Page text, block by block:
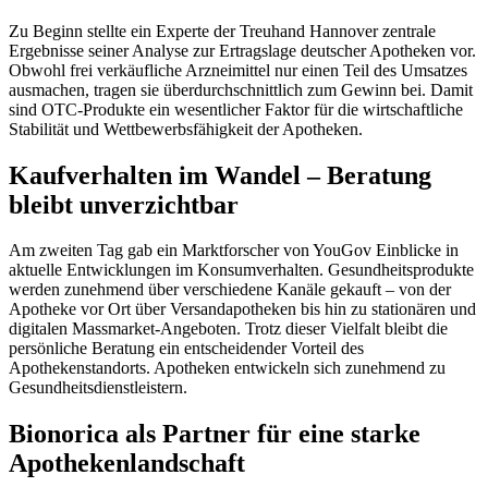
Zu Beginn stellte ein Experte der Treuhand Hannover zentrale
Ergebnisse seiner Analyse zur Ertragslage deutscher Apotheken vor.
Obwohl frei verkäufliche Arzneimittel nur einen Teil des Umsatzes
ausmachen, tragen sie überdurchschnittlich zum Gewinn bei. Damit
sind OTC-Produkte ein wesentlicher Faktor für die wirtschaftliche
Stabilität und Wettbewerbsfähigkeit der Apotheken.
Kaufverhalten im Wandel – Beratung
bleibt unverzichtbar
Am zweiten Tag gab ein Marktforscher von YouGov Einblicke in
aktuelle Entwicklungen im Konsumverhalten. Gesundheitsprodukte
werden zunehmend über verschiedene Kanäle gekauft – von der
Apotheke vor Ort über Versandapotheken bis hin zu stationären und
digitalen Massmarket-Angeboten. Trotz dieser Vielfalt bleibt die
persönliche Beratung ein entscheidender Vorteil des
Apothekenstandorts. Apotheken entwickeln sich zunehmend zu
Gesundheitsdienstleistern.
Bionorica als Partner für eine starke
Apothekenlandschaft